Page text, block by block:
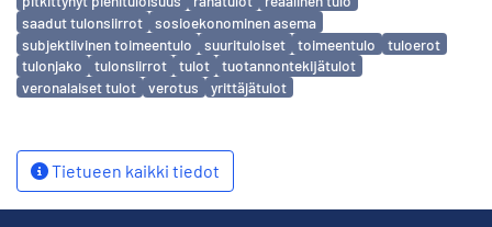
saadut tulonsiirrot
sosioekonominen asema
subjektiivinen toimeentulo
suurituloiset toimeentulo
tuloerot
tulonjako
tulonsiirrot tulot
tuotannontekijätulot
veronalaiset tulot
verotus yrittäjätulot
Tietueen kaikki tiedot